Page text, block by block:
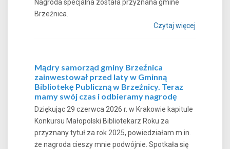
Nagroda specjalna została przyznana gmine
Brzeźnica.
Czytaj więcej
Mądry samorząd gminy Brzeźnica
zainwestował przed laty w Gminną
Bibliotekę Publiczną w Brzeźnicy. Teraz
mamy swój czas i odbieramy nagrodę
Dziękując 29 czerwca 2026 r. w Krakowie kapitule
Konkursu Małopolski Bibliotekarz Roku za
przyznany tytuł za rok 2025, powiedziałam m.in.
że nagroda cieszy mnie podwójnie. Spotkała się